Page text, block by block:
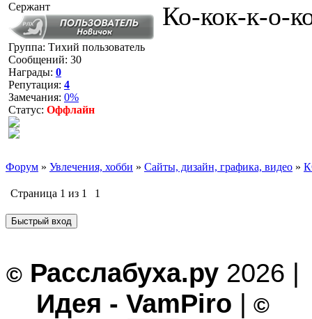
Сержант
Группа: Тихий пользователь
Сообщений: 30
Награды: 0
Репутация: 4
Замечания: 0%
Статус: Оффлайн
Ко-кок-к-о-
Форум » Увлечения, хобби » Сайты, дизайн, графика, видео »
Страница 1 из 1 1
© Расслабуха.ру 2026 |
Идея - VamPiro | ©